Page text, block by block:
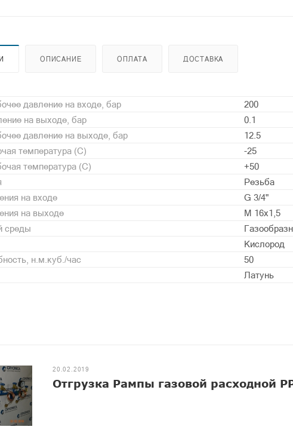
ОПИСАНИЕ ОПЛАТА ДОСТАВКА
давление на входе, бар
200
на выходе, бар
0.1
давление на выходе, бар
12.5
температура (С)
-25
температура (С)
+50
Резьба
на входе
G 3/4"
на выходе
М 16х1,5
среды
Кислород
н.м.куб./час
50
Латунь
20.02.2019
Отгрузка Рампы газовой расходной